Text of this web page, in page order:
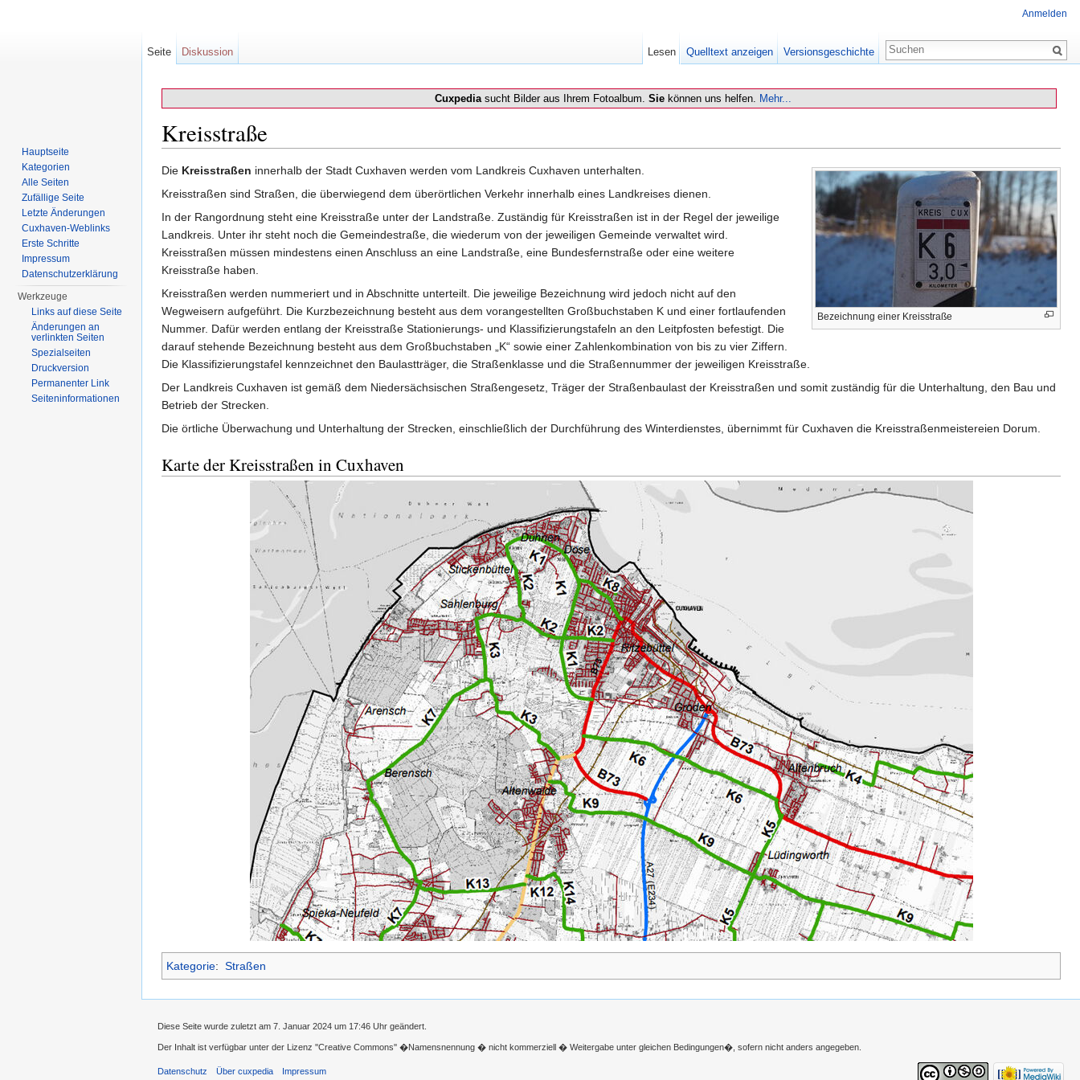
Cuxpediasucht Bilder aus Ihrem Fotoalbum. Sie können uns helfen. Mehr...
Kreisstraße
Bezeichnung einer Kreisstraße
Die Kreisstraßen innerhalb der Stadt Cuxhaven werden vom Landkreis Cuxhaven unterhalten.
Kreisstraßen sind Straßen, die überwiegend dem überörtlichen Verkehr innerhalb eines Landkreises dienen.
In der Rangordnung steht eine Kreisstraße unter der Landstraße. Zuständig für Kreisstraßen ist in der Regel der jeweilige
Landkreis. Unter ihr steht noch die Gemeindestraße, die wiederum von der jeweiligen Gemeinde verwaltet wird.
Kreisstraßen müssen mindestens einen Anschluss an eine Landstraße, eine Bundesfernstraße oder eine weitere
Kreisstraße haben.
Kreisstraßen werden nummeriert und in Abschnitte unterteilt. Die jeweilige Bezeichnung wird jedoch nicht auf den
Wegweisern aufgeführt. Die Kurzbezeichnung besteht aus dem vorangestellten Großbuchstaben K und einer fortlaufenden
Nummer. Dafür werden entlang der Kreisstraße Stationierungs- und Klassifizierungstafeln an den Leitpfosten befestigt. Die
darauf stehende Bezeichnung besteht aus dem Großbuchstaben „K“ sowie einer Zahlenkombination von bis zu vier Ziffern.
Die Klassifizierungstafel kennzeichnet den Baulastträger, die Straßenklasse und die Straßennummer der jeweiligen Kreisstraße.
Der Landkreis Cuxhaven ist gemäß dem Niedersächsischen Straßengesetz, Träger der Straßenbaulast der Kreisstraßen und somit zuständig für die Unterhaltung, den Bau und
Betrieb der Strecken.
Die örtliche Überwachung und Unterhaltung der Strecken, einschließlich der Durchführung des Winterdienstes, übernimmt für Cuxhaven die Kreisstraßenmeistereien Dorum.
Karte der Kreisstraßen in Cuxhaven
Kategorie: Straßen
Anmelden
Seite Diskussion Lesen Quelltext anzeigen Versionsgeschichte
Hauptseite
Kategorien
Alle Seiten
Zufällige Seite
Letzte Änderungen
Cuxhaven-Weblinks
Erste Schritte
Impressum
Datenschutzerklärung
Werkzeuge
Links auf diese Seite
Änderungen an
verlinkten Seiten
Spezialseiten
Druckversion
Permanenter Link
Seiten­informationen
Diese Seite wurde zuletzt am 7. Januar 2024 um 17:46 Uhr geändert.
Der Inhalt ist verfügbar unter der Lizenz ''Creative Commons'' �Namensnennung � nicht kommerziell � Weitergabe unter gleichen Bedingungen�, sofern nicht anders angegeben.
Datenschutz Über cuxpedia Impressum